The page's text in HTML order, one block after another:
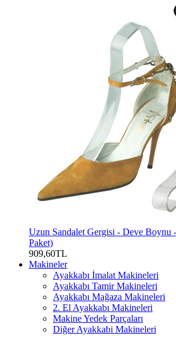
Uzun Sandalet Gergisi - Deve Boynu
Paket)
909,60TL
Makineler
Ayakkabı İmalat Makineleri
Ayakkabı Tamir Makineleri
Ayakkabı Mağaza Makineleri
2. El Ayakkabı Makineleri
Makine Yedek Parçaları
Diğer Ayakkabi Makineleri